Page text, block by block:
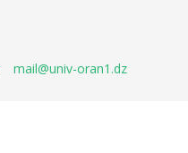
mail@univ-oran1.dz